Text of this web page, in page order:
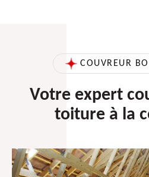
COUVREUR
Votre expert
toiture à la